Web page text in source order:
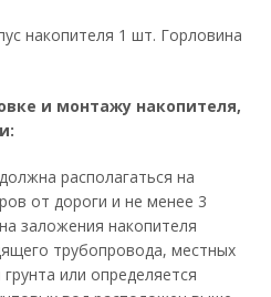
накопителя 1 шт. Горловина
и монтажу накопителя,
располагаться на
от дороги и не менее 3
заложения накопителя
трубопровода, местных
или определяется